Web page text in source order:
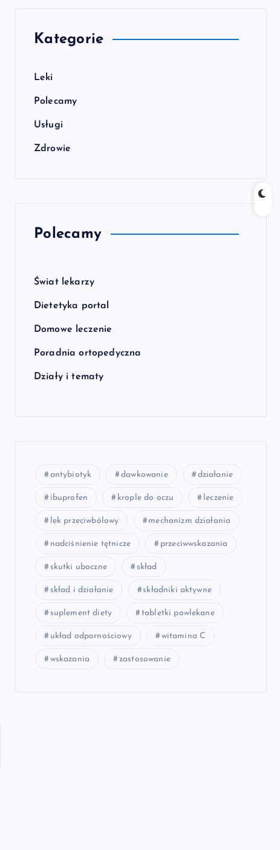
Kategorie
Leki
Polecamy
Usługi
Zdrowie
Polecamy
Świat lekarzy
Dietetyka portal
Domowe leczenie
Poradnia ortopedyczna
Działy i tematy
antybiotyk dawkowanie działanie
ibuprofen krople do oczu leczenie
lek przeciwbólowy mechanizm działania
nadciśnienie tętnicze przeciwwskazania
skutki uboczne skład
skład i działanie składniki aktywne
suplement diety tabletki powlekane
układ odpornościowy witamina C
wskazania zastosowanie